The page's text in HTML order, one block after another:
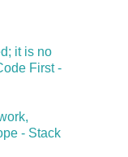
it is no
First -
- Stack